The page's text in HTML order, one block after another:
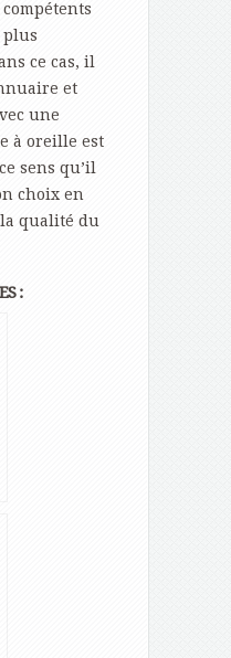
plus
ce cas, il
et
une
à oreille est
sens qu’il
choix en
qualité du
: